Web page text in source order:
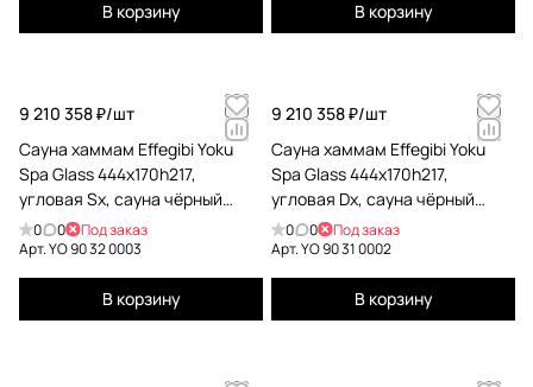
В корзину В корзину
9 210 358 ₽/шт
Сауна хаммам Effegibi Yoku
Spa Glass 444x170h217,
угловая Sx, сауна чёрный
орех/fior di bosco tortora YO 90
32 0003
0 0
Под заказ
Арт.YO 90 32 0003
В корзину
9 210 358 ₽/шт
Сауна хаммам Effegibi Yoku
Spa Glass 444x170h217,
угловая Dx, сауна чёрный
орех/calacatta gold extra YO 90
31 0002
0 0
Под заказ
Арт.YO 90 31 0002
В корзину